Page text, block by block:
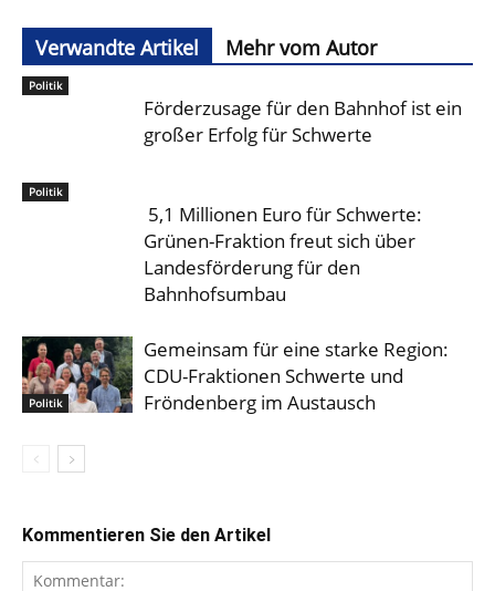
Verwandte Artikel Mehr vom Autor
Politik
Förderzusage für den Bahnhof ist ein
großer Erfolg für Schwerte
Politik
5,1 Millionen Euro für Schwerte:
Grünen-Fraktion freut sich über
Landesförderung für den
Bahnhofsumbau
Politik
Gemeinsam für eine starke Region:
CDU-Fraktionen Schwerte und
Fröndenberg im Austausch
Kommentieren Sie den Artikel